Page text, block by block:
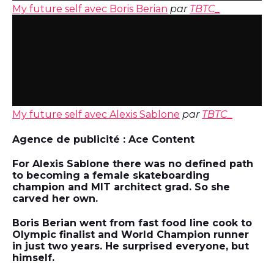
My future self avec Boris Berian par TBTC_
My future self avec Alexis Sablone par TBTC_
Agence de publicité : Ace Content
For Alexis Sablone there was no defined path
to becoming a female skateboarding
champion and MIT architect grad. So she
carved her own.
Boris Berian went from fast food line cook to
Olympic finalist and World Champion runner
in just two years. He surprised everyone, but
himself.